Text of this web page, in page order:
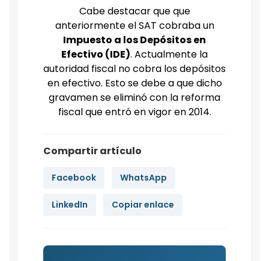
Cabe destacar que que
anteriormente el SAT cobraba un
Impuesto a los Depósitos en
Efectivo (IDE). Actualmente la
autoridad fiscal no cobra los depósitos
en efectivo. Esto se debe a que dicho
gravamen se eliminó con la reforma
fiscal que entró en vigor en 2014.
Compartir artículo
Facebook WhatsApp
LinkedIn Copiar enlace